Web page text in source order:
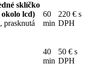
sklíčko
lcd)
prasknutá
60
min
220 € s
DPH
40
min
50 € s
DPH